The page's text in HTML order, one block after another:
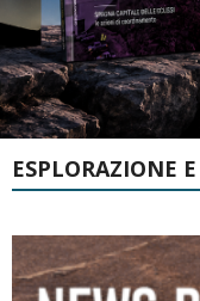
ESPLORAZIONE